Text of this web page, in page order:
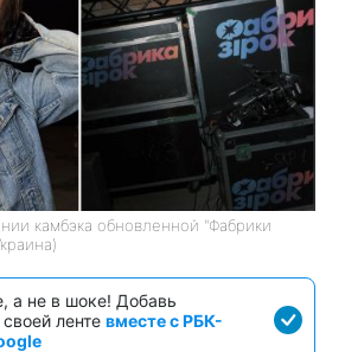
камбэка обновленной "Фабрики
а не в шоке! Добавь
ленте вместе с РБК-